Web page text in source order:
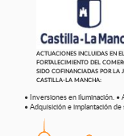
ACTUACIONES INCLUIDAS EN
FORTALECIMIENTO DEL
SIDO COFINANCIADAS POR LA
CASTILLA-LA MANCHA:
• Inversiones en iluminación. •
• Adquisición e implantación